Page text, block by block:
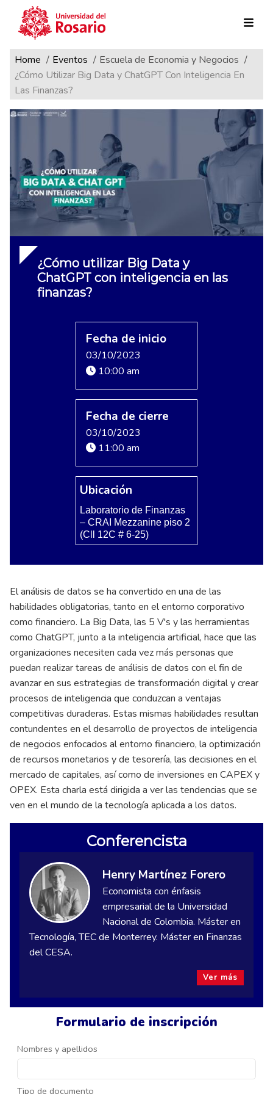
Pasar al contenido principal
Formulario de inscripción
Nombres y apellidos
Tipo de documento
Ruta de navegación
Home Eventos
Escuela de Economia y Negocios
¿Cómo Utilizar Big Data y ChatGPT Con Inteligencia En
Las Finanzas?
¿Cómo utilizar Big Data y
ChatGPT con inteligencia en las
finanzas?
Fecha de inicio
03/10/2023
10:00 am
Fecha de cierre
03/10/2023
11:00 am
Ubicación
Laboratorio de Finanzas
– CRAI Mezzanine piso 2
(Cll 12C # 6-25)
El análisis de datos se ha convertido en una de las
habilidades obligatorias, tanto en el entorno corporativo
como financiero. La Big Data, las 5 V's y las herramientas
como ChatGPT, junto a la inteligencia artificial, hace que las
organizaciones necesiten cada vez más personas que
puedan realizar tareas de análisis de datos con el fin de
avanzar en sus estrategias de transformación digital y crear
procesos de inteligencia que conduzcan a ventajas
competitivas duraderas. Estas mismas habilidades resultan
contundentes en el desarrollo de proyectos de inteligencia
de negocios enfocados al entorno financiero, la optimización
de recursos monetarios y de tesorería, las decisiones en el
mercado de capitales, así como de inversiones en CAPEX y
OPEX. Esta charla está dirigida a ver las tendencias que se
ven en el mundo de la tecnología aplicada a los datos.
Conferencista
Henry Martínez Forero
Economista con énfasis
empresarial de la Universidad
Nacional de Colombia. Máster en
Tecnología, TEC de Monterrey. Máster en Finanzas
del CESA.
Ver más